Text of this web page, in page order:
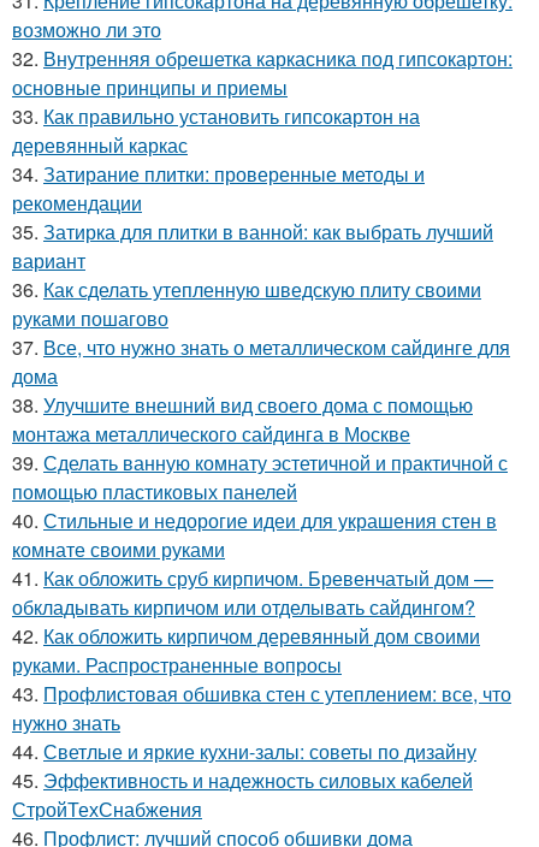
возможно ли это
32. Внутренняя обрешетка каркасника под гипсокартон:
основные принципы и приемы
33. Как правильно установить гипсокартон на
деревянный каркас
34. Затирание плитки: проверенные методы и
рекомендации
35. Затирка для плитки в ванной: как выбрать лучший
вариант
36. Как сделать утепленную шведскую плиту своими
руками пошагово
37. Все, что нужно знать о металлическом сайдинге для
дома
38. Улучшите внешний вид своего дома с помощью
монтажа металлического сайдинга в Москве
39. Сделать ванную комнату эстетичной и практичной с
помощью пластиковых панелей
40. Стильные и недорогие идеи для украшения стен в
комнате своими руками
41. Как обложить сруб кирпичом. Бревенчатый дом —
обкладывать кирпичом или отделывать сайдингом?
42. Как обложить кирпичом деревянный дом своими
руками. Распространенные вопросы
43. Профлистовая обшивка стен с утеплением: все, что
нужно знать
44. Светлые и яркие кухни-залы: советы по дизайну
45. Эффективность и надежность силовых кабелей
СтройТехСнабжения
46. Профлист: лучший способ обшивки дома